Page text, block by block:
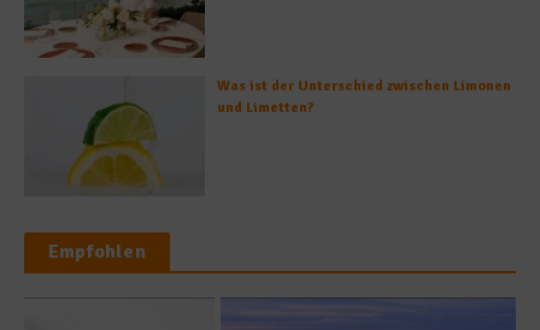
Was ist der Unterschied zwischen Limonen
und Limetten?
Empfohlen